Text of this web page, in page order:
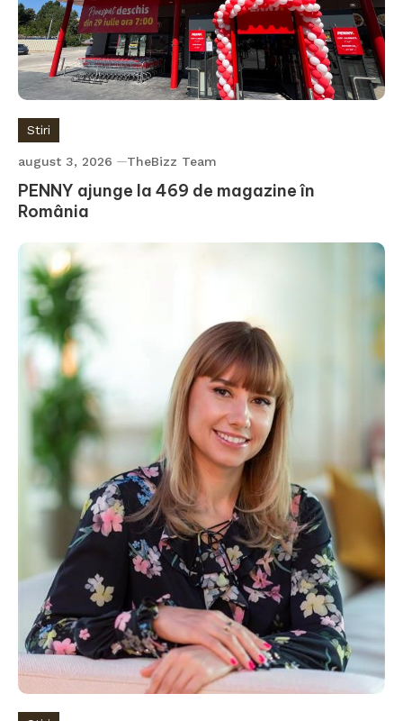
Stiri
august 3, 2026 TheBizz Team
PENNY ajunge la 469 de magazine în
România